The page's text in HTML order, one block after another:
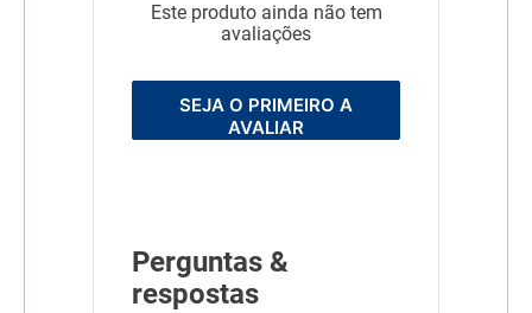
Este produto ainda não tem
avaliações
SEJA O PRIMEIRO A
AVALIAR
Perguntas &
respostas